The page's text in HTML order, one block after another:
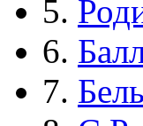
5.
6.
7.